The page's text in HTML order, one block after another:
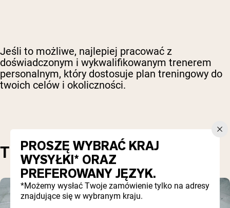
Jeśli to możliwe, najlepiej pracować z
doświadczonym i wykwalifikowanym trenerem
personalnym, który dostosuje plan treningowy do
twoich celów i okoliczności.
TRENING HIIT I CARDIO
PROSZĘ WYBRAĆ KRAJ
WYSYŁKI* ORAZ
PREFEROWANY JĘZYK.
*Możemy wysłać Twoje zamówienie tylko na adresy
znajdujące się w wybranym kraju.